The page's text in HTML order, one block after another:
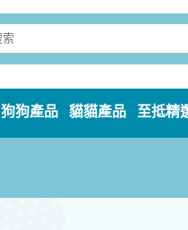
狗狗產品 貓貓產品 至抵精